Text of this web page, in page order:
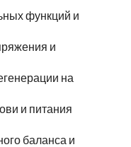
функций и
и
на
и питания
баланса и